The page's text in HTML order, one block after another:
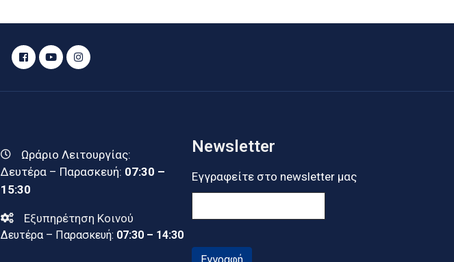
Ωράριο Λειτουργίας:
Δευτέρα – Παρασκευή: 07:30 –
15:30
Εξυπηρέτηση Κοινού
Δευτέρα – Παρασκευή: 07:30 – 14:30
Newsletter
Εγγραφείτε στο newsletter μας